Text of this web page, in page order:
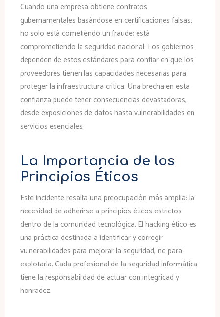
Cuando una empresa obtiene contratos
gubernamentales basándose en certificaciones falsas,
no solo está cometiendo un fraude; está
comprometiendo la seguridad nacional. Los gobiernos
dependen de estos estándares para confiar en que los
proveedores tienen las capacidades necesarias para
proteger la infraestructura crítica. Una brecha en esta
confianza puede tener consecuencias devastadoras,
desde exposiciones de datos hasta vulnerabilidades en
servicios esenciales.
La Importancia de los
Principios Éticos
Este incidente resalta una preocupación más amplia: la
necesidad de adherirse a principios éticos estrictos
dentro de la comunidad tecnológica. El hacking ético es
una práctica destinada a identificar y corregir
vulnerabilidades para mejorar la seguridad, no para
explotarla. Cada profesional de la seguridad informática
tiene la responsabilidad de actuar con integridad y
honradez.